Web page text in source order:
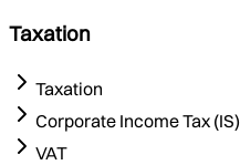
Taxation
Taxation
Corporate Income Tax (IS)
VAT